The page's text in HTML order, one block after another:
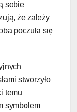
sobie
że zależy
poczuła się
stworzyło
temu
symbolem